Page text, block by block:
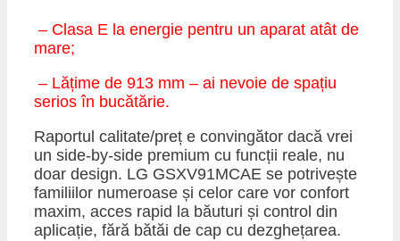
– Clasa E la energie pentru un aparat atât de
mare;
– Lățime de 913 mm – ai nevoie de spațiu
serios în bucătărie.
Raportul calitate/preț e convingător dacă vrei
un side-by-side premium cu funcții reale, nu
doar design. LG GSXV91MCAE se potrivește
familiilor numeroase și celor care vor confort
maxim, acces rapid la băuturi și control din
aplicație, fără bătăi de cap cu dezghețarea.